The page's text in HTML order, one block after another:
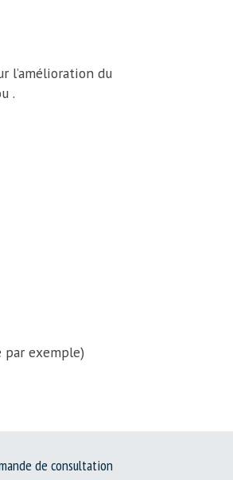
l’amélioration du
.
exemple)
de consultation